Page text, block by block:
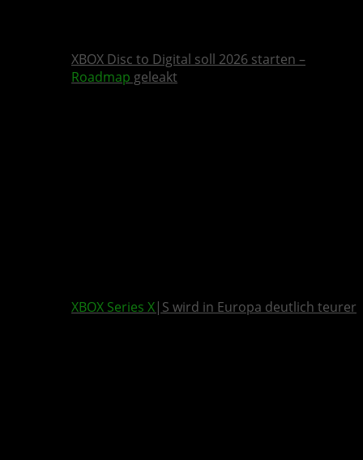
XBOX Disc to Digital soll 2026 starten –
Roadmap geleakt
XBOX Series X|S wird in Europa deutlich teurer